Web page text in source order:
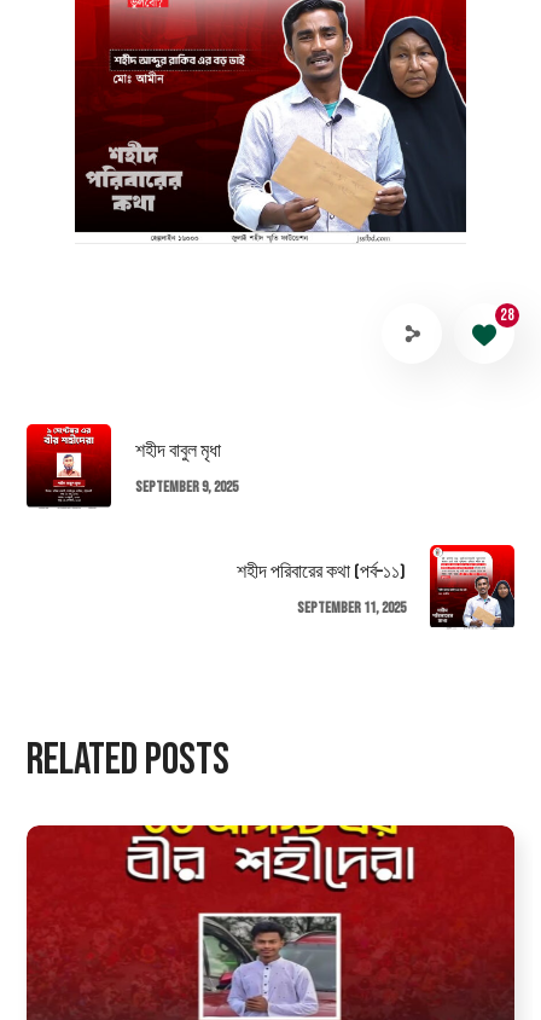
28
শহীদ বাবুল মৃধা
September 9, 2025
শহীদ পরিবারের কথা (পর্ব–১১)
September 11, 2025
Related Posts